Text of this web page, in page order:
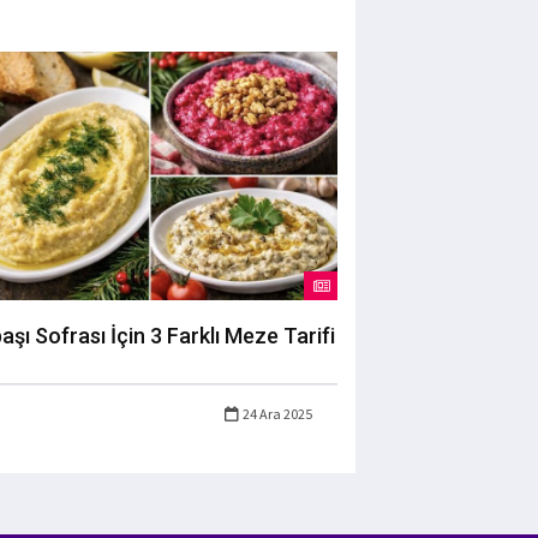
Sofrası İçin 3 Farklı Meze Tarifi
24 Ara 2025